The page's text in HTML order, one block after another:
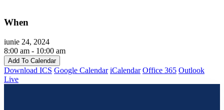
When
iunie 24, 2024
8:00 am - 10:00 am
Add To Calendar
Download ICS Google Calendar iCalendar Office 365 Outlook
Live